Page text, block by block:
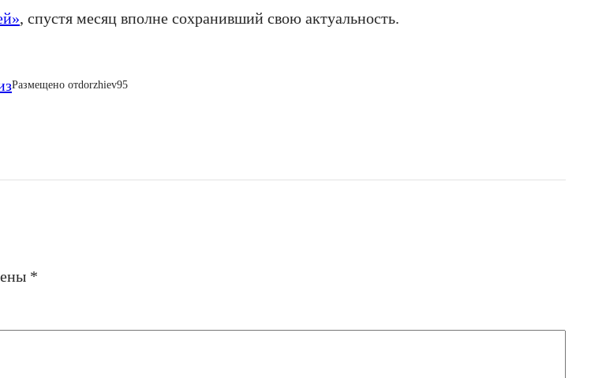
, спустя месяц вполне сохранивший свою актуальность.
Размещено отdorzhiev95
*